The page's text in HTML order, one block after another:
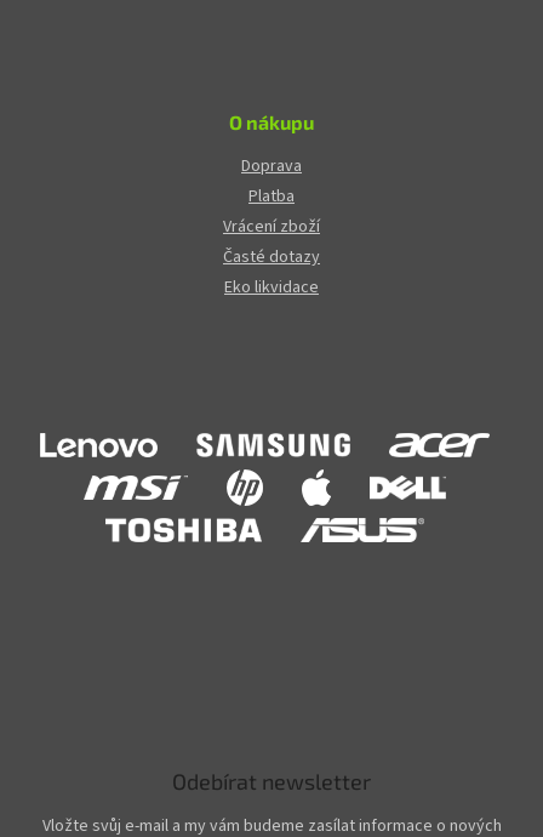
O nákupu
Doprava
Platba
Vrácení zboží
Časté dotazy
Eko likvidace
Odebírat newsletter
Vložte svůj e-mail a my vám budeme zasílat informace o nových